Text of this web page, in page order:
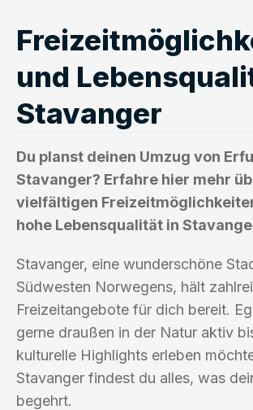
und
Stavanger
Du planst deinen Umzug von
Stavanger? Erfahre hier mehr
vielfältigen
hohe Lebensqualität in
Stavanger, eine wunderschöne
Südwesten Norwegens, hält
Freizeitangebote für dich bereit.
gerne draußen in der Natur aktiv
kulturelle Highlights erleben
Stavanger findest du alles, was
begehrt.